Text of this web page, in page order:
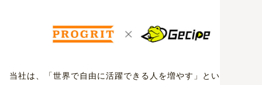
当社は、「世界で自由に活躍できる人を増やす」というミッ